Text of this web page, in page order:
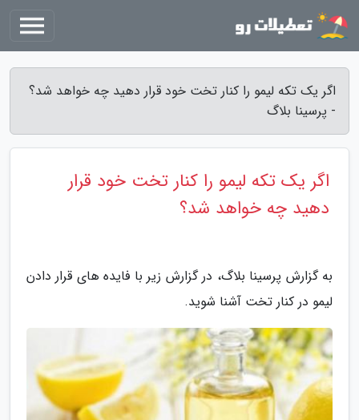
اگر یک تکه لیمو را کنار تخت خود قرار دهید چه خواهد شد؟
- پرسینا بلاگ
اگر یک تکه لیمو را کنار تخت خود قرار
دهید چه خواهد شد؟
به گزارش پرسینا بلاگ، در گزارش زیر با فایده های قرار دادن
لیمو در کنار تخت آشنا شوید.